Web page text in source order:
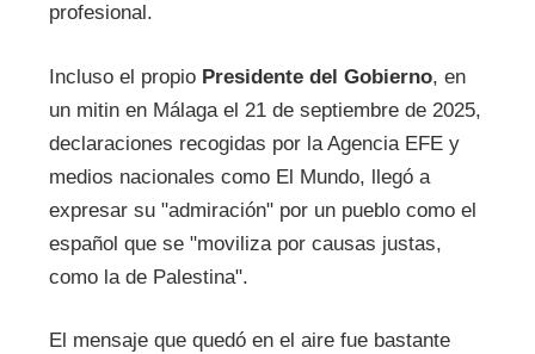
profesional.
Incluso el propio Presidente del Gobierno, en
un mitin en Málaga el 21 de septiembre de 2025,
declaraciones recogidas por la Agencia EFE y
medios nacionales como El Mundo, llegó a
expresar su "admiración" por un pueblo como el
español que se "moviliza por causas justas,
como la de Palestina".
El mensaje que quedó en el aire fue bastante